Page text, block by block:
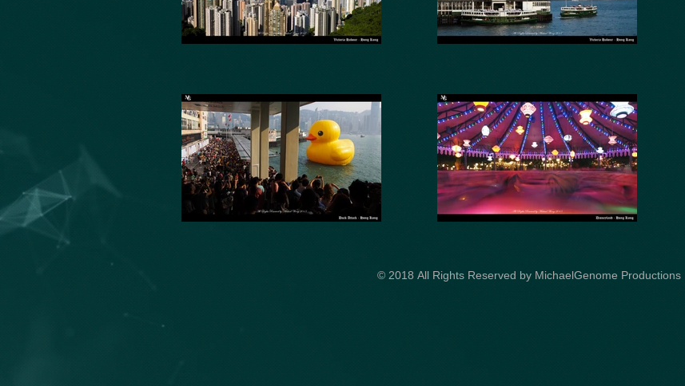
© 2018 All Rights Reserved by MichaelGenome Productions